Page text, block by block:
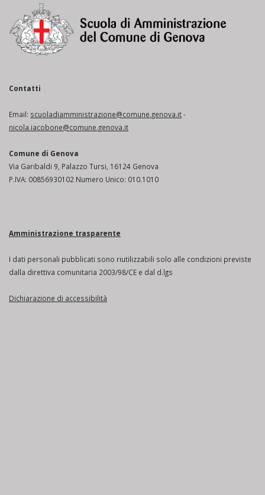
Contatti
Email: scuoladiamministrazione@comune.genova.it-
nicola.iacobone@comune.genova.it
Comune di Genova
Via Garibaldi 9, Palazzo Tursi, 16124 Genova
P.IVA: 00856930102 Numero Unico: 010.1010
Amministrazione trasparente
I dati personali pubblicati sono riutilizzabili solo alle condizioni previste
dalla direttiva comunitaria 2003/98/CE e dal d.lgs
Dichiarazione di accessibilità